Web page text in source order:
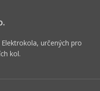
určených pro
kol.